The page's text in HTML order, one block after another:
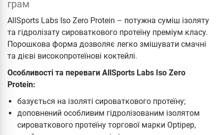
грам
AllSports Labs Iso Zero Protein – потужна суміш ізоляту
та гідролізату сироваткового протеїну преміум класу.
Порошкова форма дозволяє легко змішувати смачні
та дієві високопротеїнові коктейлі.
Особливості та переваги AllSports Labs Iso Zero
Protein:
базується на ізоляті сироваткового протеїну;
доповнений особливим гідролізованим ізолятом
сироваткового протеїну торгової марки Optipep,